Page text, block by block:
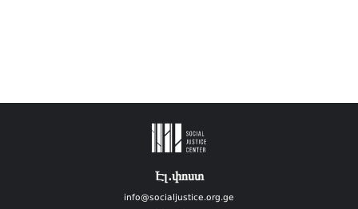
Էլ.փոստ
info@socialjustice.org.ge